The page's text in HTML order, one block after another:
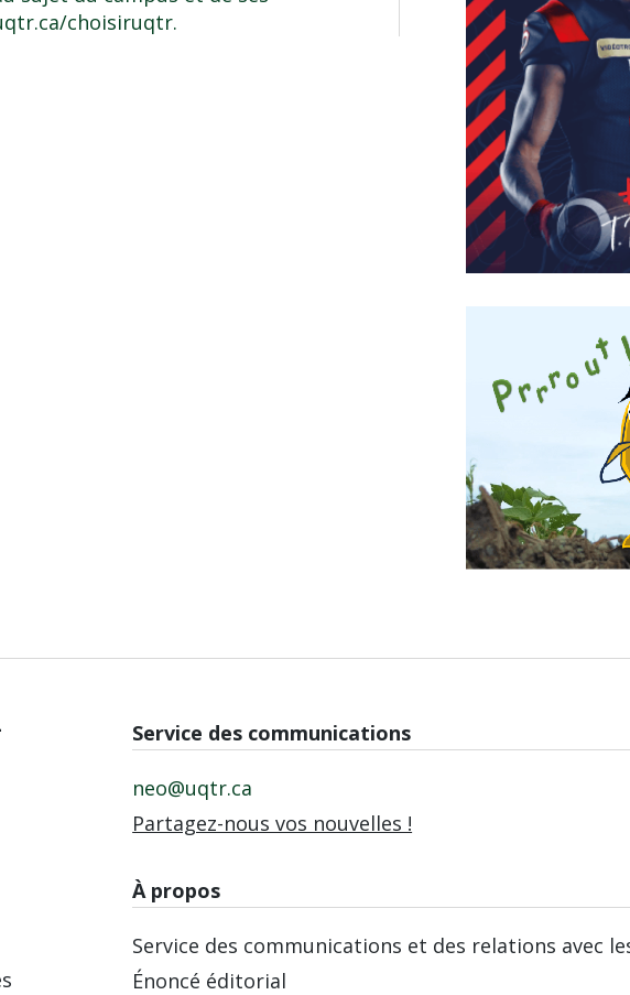
choisiruqtr.
Service des communications
neo@uqtr.ca
Partagez-nous vos nouvelles !
À propos
Service des communications et des relations avec
Énoncé éditorial